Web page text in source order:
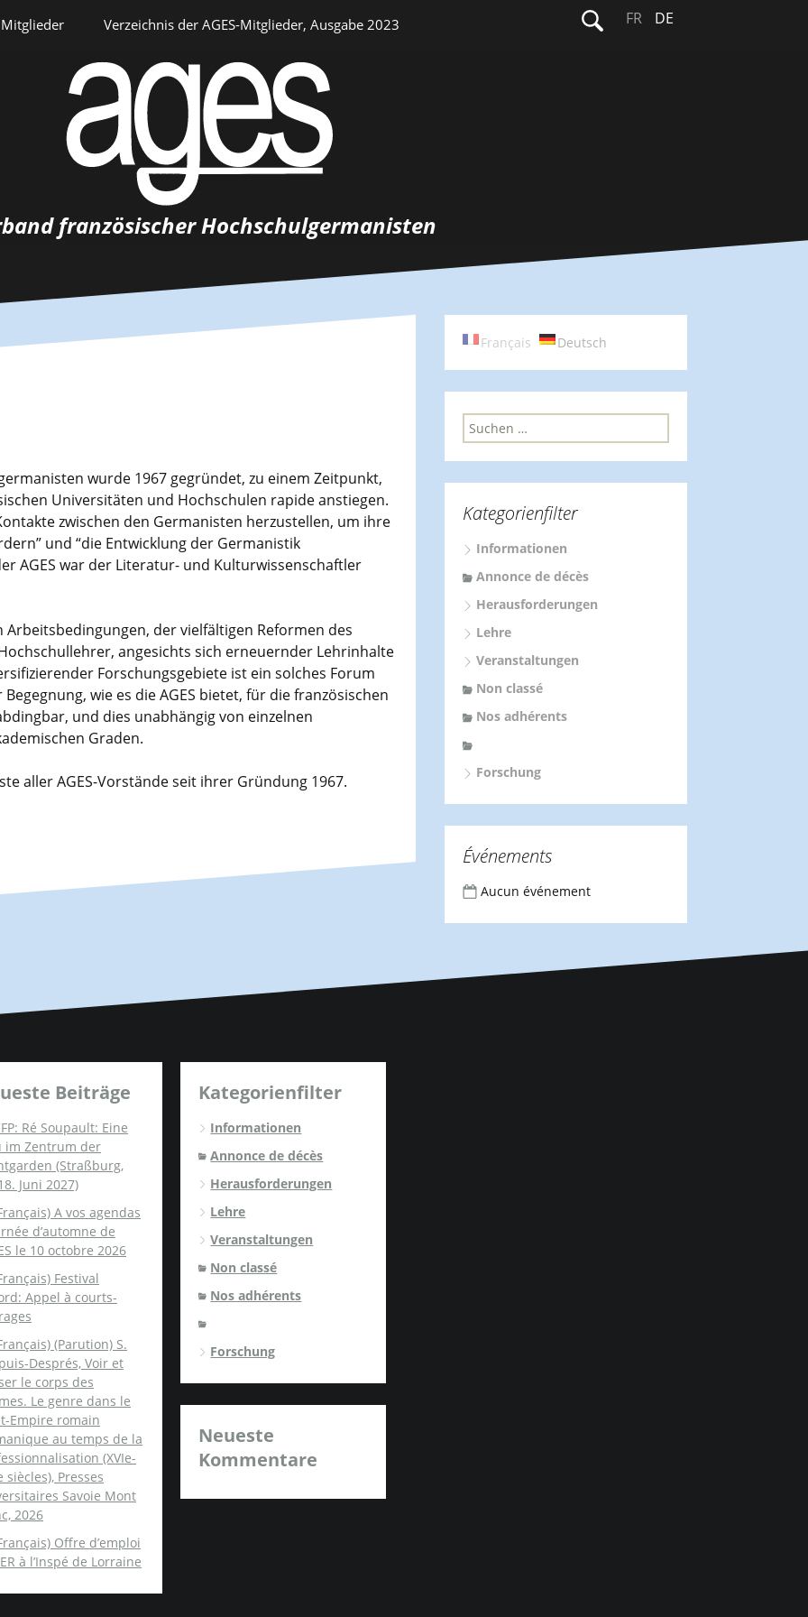
Auswahlverfahren
Mitglieder
Persönlicher Bereich
Verzeichnis der AGES-Mitglieder, Ausgabe 2023
Suchen
nach:
FR DE
französischer Hochschulgermanisten
wurde 1967 gegründet, zu einem Zeitpunkt,
Universitäten und Hochschulen rapide anstiegen.
zwischen den Germanisten herzustellen, um ihre
und “die Entwicklung der Germanistik
AGES war der Literatur- und Kulturwissenschaftler
der vielfältigen Reformen des
angesichts sich erneuernder Lehrinhalte
Forschungsgebiete ist ein solches Forum
wie es die AGES bietet, für die französischen
und dies unabhängig von einzelnen
Graden.
aller AGES-Vorstände seit ihrer Gründung 1967.
Français Deutsch
S
u
n
a
c
:
Kategorienfilter
Informationen
Annonce de décès
Herausforderungen
Lehre
Veranstaltungen
Non classé
Nos adhérents
Forschung
Événements
Aucun événement
Beiträge
Ré Soupault: Eine
im Zentrum der
(Straßburg,
Juni 2027)
A vos agendas
d’automne de
le 10 octobre 2026
Festival
Appel à courts-
(Parution) S.
Després, Voir et
le corps des
Le genre dans le
Empire romain
au temps de la
(XVIe-
siècles), Presses
Savoie Mont
2026
Offre d’emploi
à l’Inspé de Lorraine
Kategorienfilter
Informationen
Annonce de décès
Herausforderungen
Lehre
Veranstaltungen
Non classé
Nos adhérents
Forschung
Neueste
Kommentare